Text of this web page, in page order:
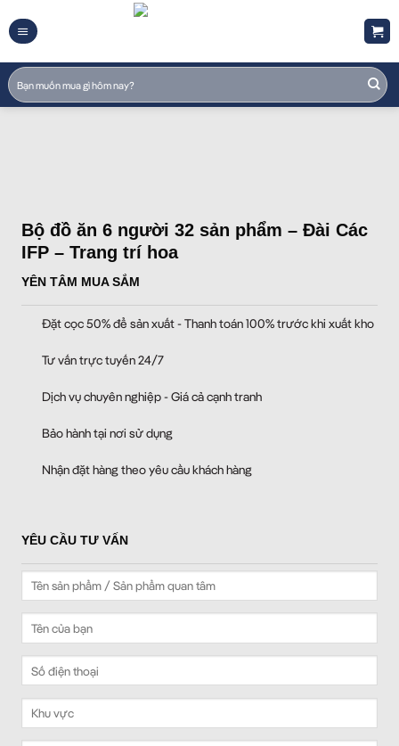
to
content
Tìm
kiếm:
Bộ đồ ăn 6 người 32 sản phẩm – Đài Các
IFP – Trang trí hoa
YÊN TÂM MUA SẮM
Đặt cọc 50% để sản xuất - Thanh toán 100% trước khi xuất kho
Tư vấn trực tuyến 24/7
Dịch vụ chuyên nghiệp - Giá cả cạnh tranh
Bảo hành tại nơi sử dụng
Nhận đặt hàng theo yêu cầu khách hàng
YÊU CẦU TƯ VẤN